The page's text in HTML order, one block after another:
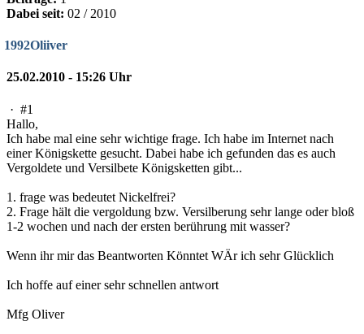
Dabei seit: 02 / 2010
1992Oliiver
25.02.2010 - 15:26 Uhr
· #1
Hallo,
Ich habe mal eine sehr wichtige frage. Ich habe im Internet nach
einer Königskette gesucht. Dabei habe ich gefunden das es auch
Vergoldete und Versilbete Königsketten gibt...
1. frage was bedeutet Nickelfrei?
2. Frage hält die vergoldung bzw. Versilberung sehr lange oder bloß
1-2 wochen und nach der ersten berührung mit wasser?
Wenn ihr mir das Beantworten Könntet WÄr ich sehr Glücklich
Ich hoffe auf einer sehr schnellen antwort
Mfg Oliver